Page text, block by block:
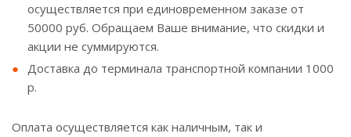
осуществляется при единовременном заказе от
50000 руб. Обращаем Ваше внимание, что скидки и
акции не суммируются.
Доставка до терминала транспортной компании 1000
р.
Оплата осуществляется как наличным, так и